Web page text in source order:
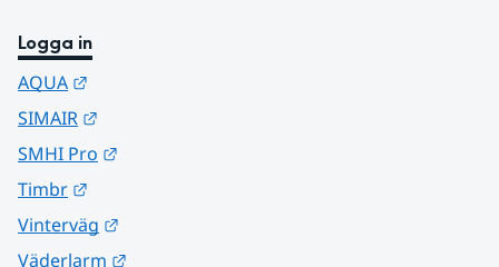
Logga in
AQUA
SIMAIR
SMHI Pro
Timbr
Vinterväg
Väderlarm